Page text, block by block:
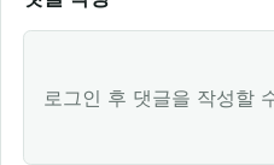
로그인 후 댓글을 작성할